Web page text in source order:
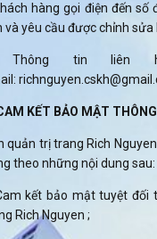
hàng gọi điện đến
và yêu cầu được chỉnh
tin liên
KẾT BẢO MẬT
quản trị trang Rich
theo những nội dung sau:
kết bảo mật tuyệt đối
Rich Nguyen ;